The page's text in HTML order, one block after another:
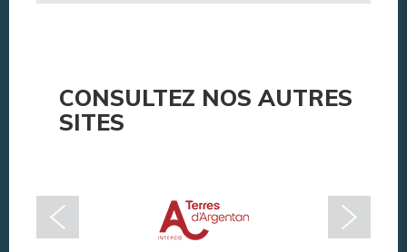
CONSULTEZ NOS AUTRES
SITES